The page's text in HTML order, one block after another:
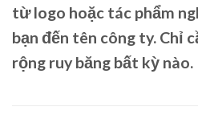
từ logo hoặc tác phẩm
bạn đến tên công ty. Chỉ
rộng ruy băng bất kỳ nào.